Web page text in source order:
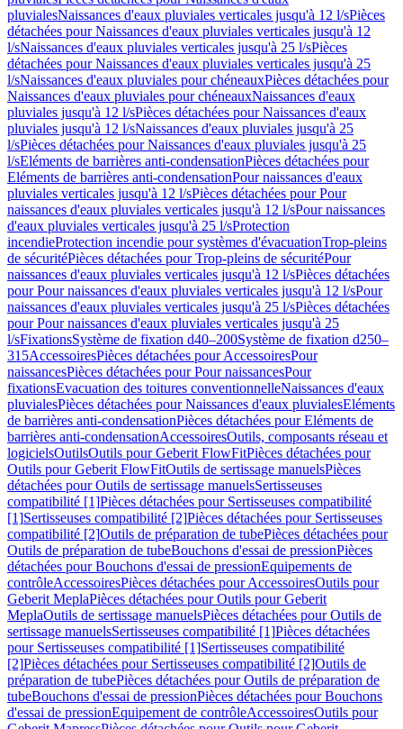
pluvialesNaissances d'eaux pluviales verticales jusqu'à 12 l/sPièces
détachées pour Naissances d'eaux pluviales verticales jusqu'à 12
l/sNaissances d'eaux pluviales verticales jusqu'à 25 l/sPièces
détachées pour Naissances d'eaux pluviales verticales jusqu'à 25
l/sNaissances d'eaux pluviales pour chéneauxPièces détachées pour
Naissances d'eaux pluviales pour chéneauxNaissances d'eaux
pluviales jusqu'à 12 l/sPièces détachées pour Naissances d'eaux
pluviales jusqu'à 12 l/sNaissances d'eaux pluviales jusqu'à 25
l/sPièces détachées pour Naissances d'eaux pluviales jusqu'à 25
l/sEléments de barrières anti-condensationPièces détachées pour
Eléments de barrières anti-condensationPour naissances d'eaux
pluviales verticales jusqu'à 12 l/sPièces détachées pour Pour
naissances d'eaux pluviales verticales jusqu'à 12 l/sPour naissances
d'eaux pluviales verticales jusqu'à 25 l/sProtection
incendieProtection incendie pour systèmes d'évacuationTrop-pleins
de sécuritéPièces détachées pour Trop-pleins de sécuritéPour
naissances d'eaux pluviales verticales jusqu'à 12 l/sPièces détachées
pour Pour naissances d'eaux pluviales verticales jusqu'à 12 l/sPour
naissances d'eaux pluviales verticales jusqu'à 25 l/sPièces détachées
pour Pour naissances d'eaux pluviales verticales jusqu'à 25
l/sFixationsSystème de fixation d40–200Système de fixation d250–
315AccessoiresPièces détachées pour AccessoiresPour
naissancesPièces détachées pour Pour naissancesPour
fixationsEvacuation des toitures conventionnelleNaissances d'eaux
pluvialesPièces détachées pour Naissances d'eaux pluvialesEléments
de barrières anti-condensationPièces détachées pour Eléments de
barrières anti-condensationAccessoiresOutils, composants réseau et
logicielsOutilsOutils pour Geberit FlowFitPièces détachées pour
Outils pour Geberit FlowFitOutils de sertissage manuelsPièces
détachées pour Outils de sertissage manuelsSertisseuses
compatibilité [1]Pièces détachées pour Sertisseuses compatibilité
[1]Sertisseuses compatibilité [2]Pièces détachées pour Sertisseuses
compatibilité [2]Outils de préparation de tubePièces détachées pour
Outils de préparation de tubeBouchons d'essai de pressionPièces
détachées pour Bouchons d'essai de pressionEquipements de
contrôleAccessoiresPièces détachées pour AccessoiresOutils pour
Geberit MeplaPièces détachées pour Outils pour Geberit
MeplaOutils de sertissage manuelsPièces détachées pour Outils de
sertissage manuelsSertisseuses compatibilité [1]Pièces détachées
pour Sertisseuses compatibilité [1]Sertisseuses compatibilité
[2]Pièces détachées pour Sertisseuses compatibilité [2]Outils de
préparation de tubePièces détachées pour Outils de préparation de
tubeBouchons d'essai de pressionPièces détachées pour Bouchons
d'essai de pressionEquipement de contrôleAccessoiresOutils pour